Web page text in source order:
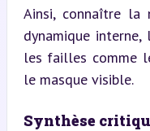
Ainsi, connaître la
dynamique
les failles comme
le masque visible.
Synthèse